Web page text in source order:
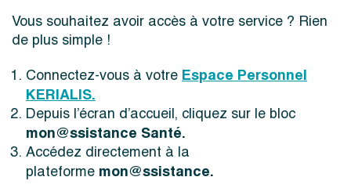
Vous souhaitez avoir accès à votre service ? Rien
de plus simple !
Connectez-vous à votreEspace Personnel
KERIALIS.
Depuis l’écran d’accueil, cliquez sur le bloc
mon@ssistance Santé.
Accédez directement à la
plateforme mon@ssistance.